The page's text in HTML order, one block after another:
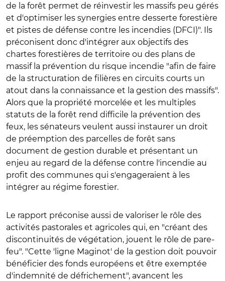
de la forêt permet de réinvestir les massifs peu gérés
et d'optimiser les synergies entre desserte forestière
et pistes de défense contre les incendies (DFCI)". Ils
préconisent donc d'intégrer aux objectifs des
chartes forestières de territoire ou des plans de
massif la prévention du risque incendie "afin de faire
de la structuration de filières en circuits courts un
atout dans la connaissance et la gestion des massifs".
Alors que la propriété morcelée et les multiples
statuts de la forêt rend difficile la prévention des
feux, les sénateurs veulent aussi instaurer un droit
de préemption des parcelles de forêt sans
document de gestion durable et présentant un
enjeu au regard de la défense contre l'incendie au
profit des communes qui s'engageraient à les
intégrer au régime forestier.
Le rapport préconise aussi de valoriser le rôle des
activités pastorales et agricoles qui, en "créant des
discontinuités de végétation, jouent le rôle de pare-
feu". "Cette 'ligne Maginot' de la gestion doit pouvoir
bénéficier des fonds européens et être exemptée
d'indemnité de défrichement", avancent les